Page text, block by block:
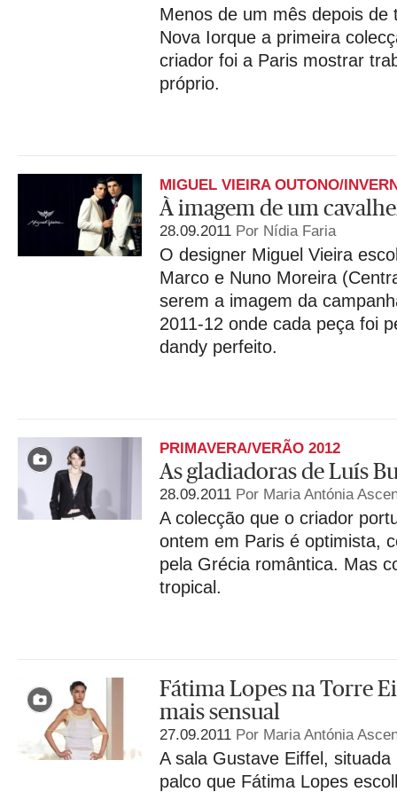
Menos de um mês depois de
Nova Iorque a primeira
criador foi a Paris mostrar
próprio.
MIGUEL VIEIRA OUTONO/
À imagem de um
28.09.2011 Por Nídia Faria
O designer Miguel Vieira
Marco e Nuno Moreira
serem a imagem da
2011-12 onde cada peça foi
dandy perfeito.
PRIMAVERA/VERÃO 2012
As gladiadoras de Luís
28.09.2011 Por Maria Antónia
A colecção que o criador
ontem em Paris é optimista,
pela Grécia romântica. Mas
tropical.
Fátima Lopes na Torre
mais sensual
27.09.2011 Por Maria Antónia
A sala Gustave Eiffel,
palco que Fátima Lopes